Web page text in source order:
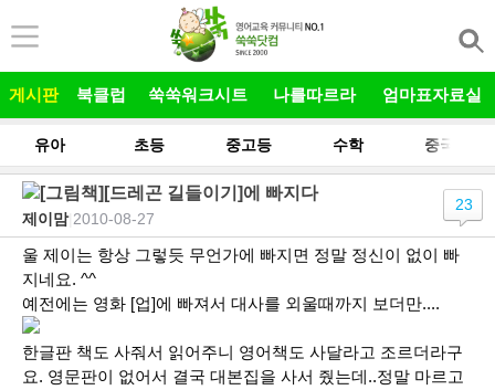
게시판 북클럽 쑥쑥워크시트 나를따르라 엄마표자료실
유아 초등 중고등 수학 중국어
[그림책][드레곤 길들이기]에 빠지다
제이맘| 2010-08-27
23
울 제이는 항상 그렇듯 무언가에 빠지면 정말 정신이 없이 빠
지네요. ^^
예전에는 영화 [업]에 빠져서 대사를 외울때까지 보더만....
한글판 책도 사줘서 읽어주니 영어책도 사달라고 조르더라구
요. 영문판이 없어서 결국 대본집을 사서 줬는데..정말 마르고